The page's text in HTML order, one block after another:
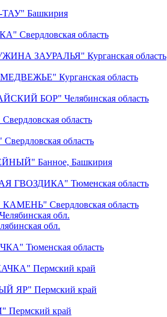
Башкирия
Свердловская область
ЗАУРАЛЬЯ" Курганская область
Курганская область
БОР" Челябинская область
область
область
Банное, Башкирия
ГВОЗДИКА" Тюменская область
Свердловская область
обл.
Тюменская область
Пермский край
ЯР" Пермский край
Пермский край